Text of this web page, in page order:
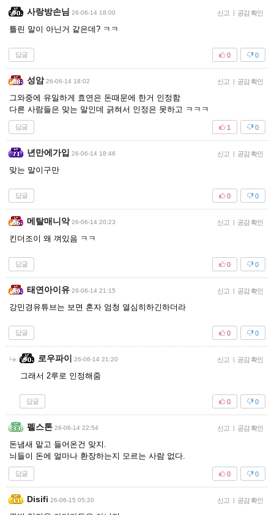
사랑방손님 26-06-14 18:00 신고 | 공감 확인
틀린 말이 아닌거 같은데? ㅋㅋ
답글 0
0
성암 26-06-14 18:02 신고 | 공감 확인
그와중에 유일하게 효연은 돈때문에 한거 인정함
다른 사람들은 맞는 말인데 긁혀서 인정은 못하고 ㅋㅋㅋ
답글 0
1
년만에가입 26-06-14 18:46 신고 | 공감 확인
맞는 말이구만
답글 0
0
메탈매니악 26-06-14 20:23 신고 | 공감 확인
킨더조이 왜 껴있음 ㅋㅋ
답글 0
0
태연아이유 26-06-14 21:15 신고 | 공감 확인
강민경유튜브는 보면 혼자 엄청 열심히하긴하더라
답글 0
0
로우파이 26-06-14 21:20 신고 | 공감 확인
그래서 2루로 인정해줌
답글 0
0
펠스톤 26-06-14 22:54 신고 | 공감 확인
돈냄새 맡고 들어온건 맞지.
늬들이 돈에 얼마나 환장하는지 모르는 사람 없다.
답글 0
0
Disifi 26-06-15 05:20 신고 | 공감 확인